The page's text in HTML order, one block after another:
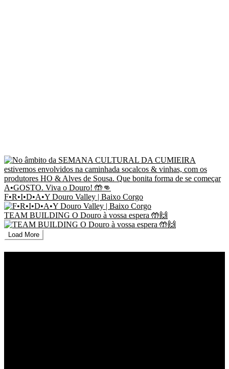
F•R•I•D•A•Y Douro Valley | Baixo Corgo
TEAM BUILDING O Douro à vossa espera 🤲🙌
Load More